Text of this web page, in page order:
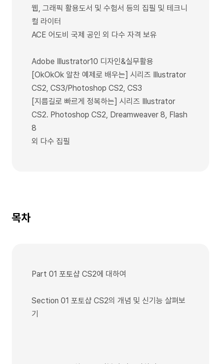
웹, 그래픽 활용도서 및 수험서 등의 집필 및 테크니
컬 라이터
ACE 어도비 국제 공인 외 다수 자격 보유
Adobe Illustrator10 디자인&실무활용
[OkOkOk 알찬 예제로 배우는] 시리즈 Illustrator
CS2, CS3/Photoshop CS2, CS3
[지름길로 빠르게 정복하는] 시리즈 Illustrator
CS2. Photoshop CS2, Dreamweaver 8, Flash
8
외 다수 집필
목차
Part 01 포토샵 CS2에 대하여
Section 01 포토샵 CS2의 개념 및 신기능 살펴보
기